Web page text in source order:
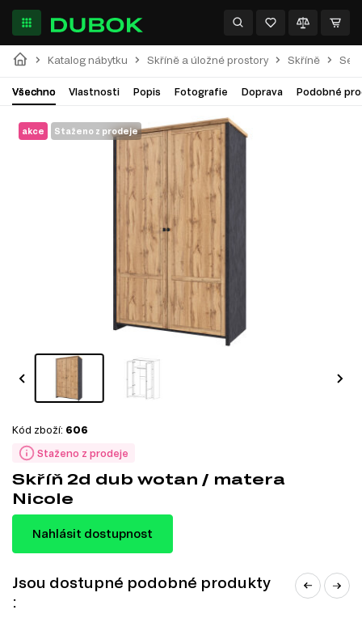
Katalog nábytku Skříně a úložné prostory Skříně
Všechno Vlastnosti Popis Fotografie Doprava Podobné
akce Staženo z prodeje
Staženo z prodeje
Kód zboží: 606
Skříň 2d dub wotan / matera
Nicole
Nahlásit dostupnost
Jsou dostupné podobné produkty
: